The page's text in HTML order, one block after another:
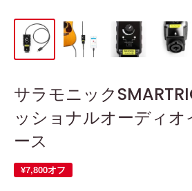
サラモニック
ッショナルオーディオ
ース
¥7,800オフ